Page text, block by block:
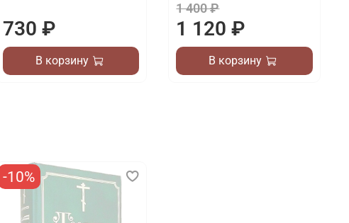
730 ₽
В корзину
1 400 ₽
1 120 ₽
В корзину
-10%